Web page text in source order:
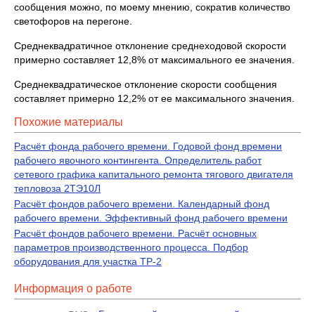
сообщения можно, по моему мнению, сократив количество
светофоров на перегоне.
Среднеквадратичное отклонение среднеходовой скорости
примерно составляет 12,8% от максимального ее значения.
Среднеквадратическое отклонение скорости сообщения
составляет примерно 12,2% от ее максимального значения.
Похожие материалы
Расчёт фонда рабочего времени. Годовой фонд времени
рабочего явочного контингента. Определитель работ
сетевого графика капитального ремонта тягового двигателя
тепловоза 2ТЭ10Л
Расчёт фондов рабочего времени. Календарный фонд
рабочего времени. Эффективный фонд рабочего времени
Расчёт фондов рабочего времени. Расчёт основных
параметров производственного процесса. Подбор
оборудования для участка ТР-2
Информация о работе